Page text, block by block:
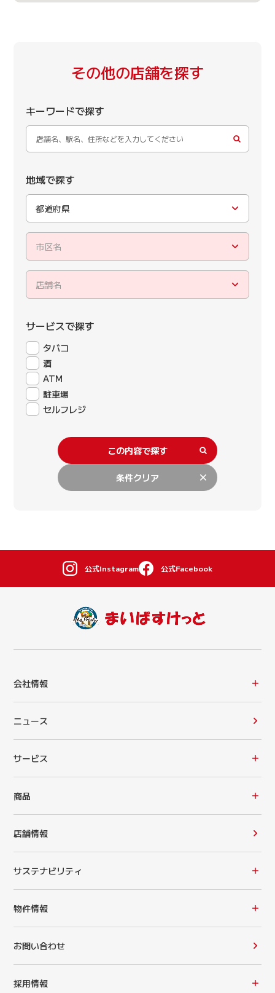
その他の店舗を探す
キーワードで探す
地域で探す
都道府県
市区名
店舗名
サービスで探す
タバコ
酒
ATM
駐車場
セルフレジ
この内容で探す
条件クリア
公式Instagram 公式Facebook
会社情報
ニュース
サービス
商品
店舗情報
サステナビリティ
物件情報
お問い合わせ
採用情報